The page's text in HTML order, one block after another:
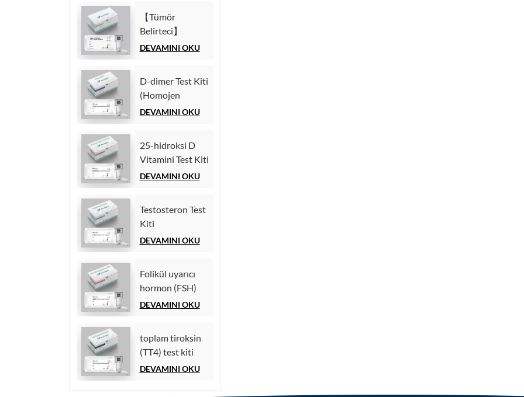
Test)
Kemilüminesans
İmmünolojik
Test)
【Tümör
Belirteci】
Karsinoembriyonik
(Homojen
Kemilüminesans
İmmünolojik
DEVAMINI OKU
D-dimer Test Kiti
(Homojen
Kemilüminesans
DEVAMINI OKU
25-hidroksi D
Vitamini Test Kiti
(Homojen
DEVAMINI OKU
Testosteron Test
Kiti
(Kemilüminesans
DEVAMINI OKU
Folikül uyarıcı
hormon (FSH)
test kiti
DEVAMINI OKU
toplam tiroksin
(TT4) test kiti
DEVAMINI OKU